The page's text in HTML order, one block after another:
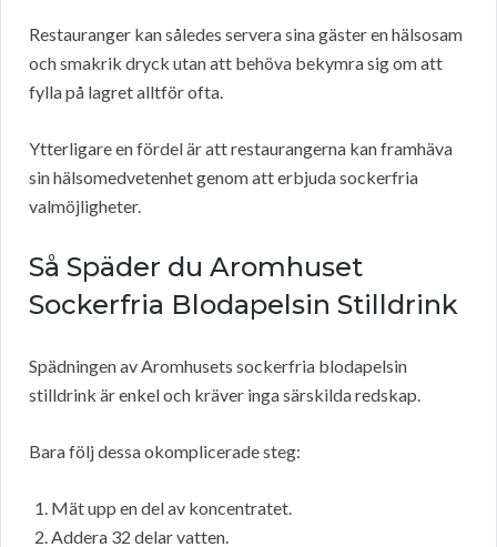
Restauranger kan således servera sina gäster en hälsosam
och smakrik dryck utan att behöva bekymra sig om att
fylla på lagret alltför ofta.
Ytterligare en fördel är att restaurangerna kan framhäva
sin hälsomedvetenhet genom att erbjuda sockerfria
valmöjligheter.
Så Späder du Aromhuset
Sockerfria Blodapelsin Stilldrink
Spädningen av Aromhusets sockerfria blodapelsin
stilldrink är enkel och kräver inga särskilda redskap.
Bara följ dessa okomplicerade steg:
Mät upp en del av koncentratet.
Addera 32 delar vatten.